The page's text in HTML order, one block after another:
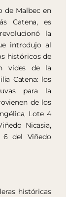
de Malbec en
Catena, es
la
introdujo al
históricos de
vides de la
Catena: los
para la
de los
Lote 4
Nicasia,
6 del Viñedo
históricas